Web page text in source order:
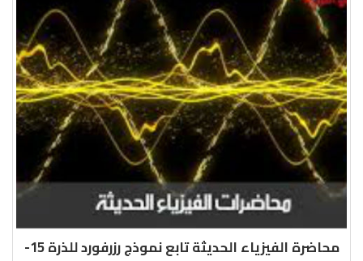
محاضرة الفيزياء الحديثة تابع نموذج رزرفورد للذرة 15-